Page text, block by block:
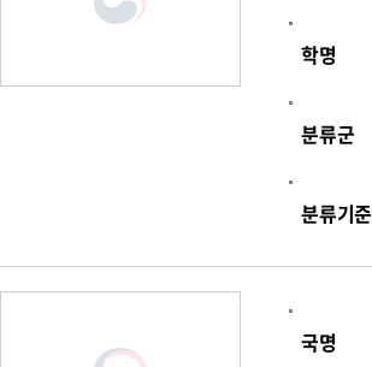
학명
분류군
분류기준
국명